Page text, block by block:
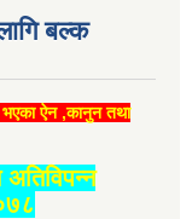
बल्क
भएका ऐन ,कानुन तथा